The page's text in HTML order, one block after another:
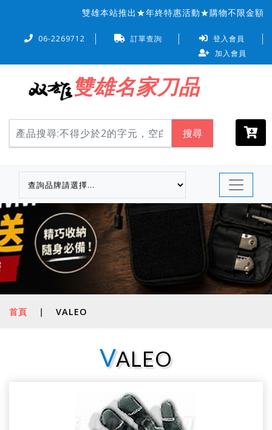
雙雄本站推出★年終特惠活動★購物不限金額
06-2269712 訂單查詢
登入會員
加入會員
雙雄名家刀品
搜尋
首頁 | VALEO
VALEO